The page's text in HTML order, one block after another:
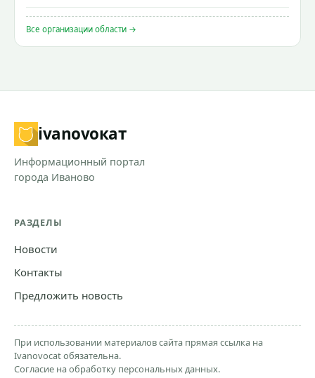
Все организации области →
ivanovoкат
Информационный портал
города Иваново
РАЗДЕЛЫ
Новости
Контакты
Предложить новость
При использовании материалов сайта прямая ссылка на
Ivanovocat обязательна.
Согласие на обработку персональных данных.